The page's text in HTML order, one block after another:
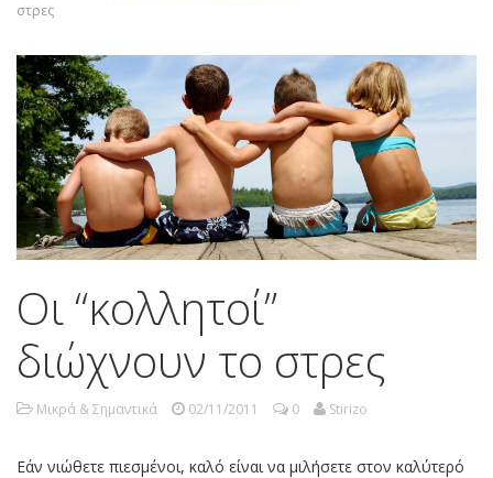
στρες
Οι “κολλητοί”
διώχνουν το στρες
Μικρά & Σημαντικά 02/11/2011 0 Stirizo
Εάν νιώθετε πιεσμένοι, καλό είναι να μιλήσετε στον καλύτερό